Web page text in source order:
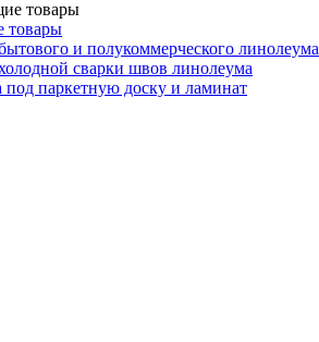
товары
и полукоммерческого линолеума
сварки швов линолеума
паркетную доску и ламинат